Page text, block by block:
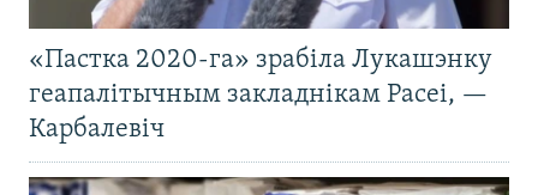
«Пастка 2020-га» зрабіла Лукашэнку
геапалітычным закладнікам Расеі, —
Карбалевіч